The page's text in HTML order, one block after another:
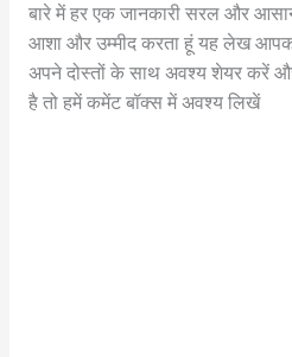
बारे में हर एक जानकारी सरल और
आशा और उम्मीद करता हूं यह लेख
अपने दोस्तों के साथ अवश्य शेयर करें
है तो हमें कमेंट बॉक्स में अवश्य लिखें